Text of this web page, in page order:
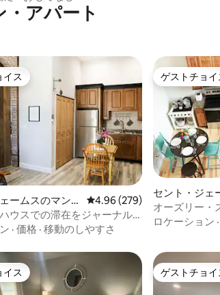
アパート
つ星の平均評価
イス
イス
ームスのマンシ
ト
レビュー279件、5つ星中
4.96 (279)
ウスでの滞在をジャーナル
· 価格 · 移動のしやすさ
ゲストチョイ
ゲストチョイ
セント・ジェ
ョン・アパー
オーズリー・
ルド・オペラ
ロケーション ·
イス
イス ゲストチョイ
ゲストチョイ